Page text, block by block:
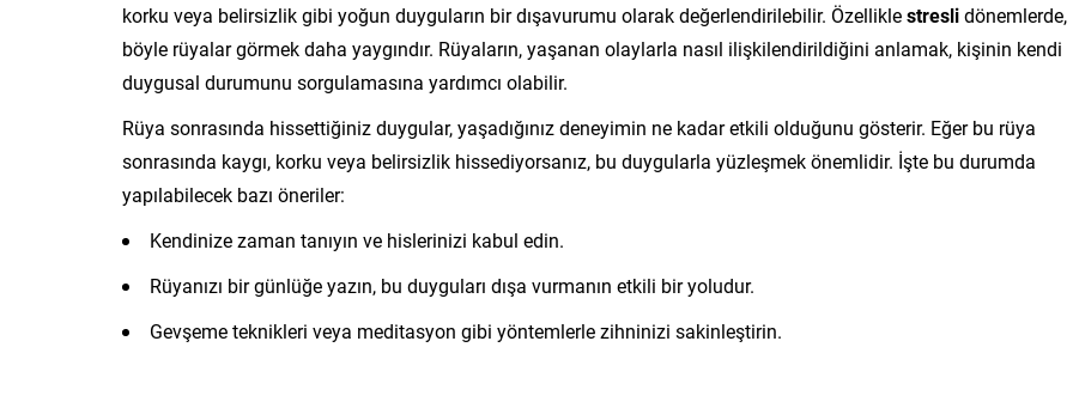
korku veya belirsizlik gibi yoğun duyguların bir dışavurumu olarak değerlendirilebilir. Özelliklestreslidönemlerde,
böyle rüyalar görmek daha yaygındır. Rüyaların, yaşanan olaylarla nasıl ilişkilendirildiğini anlamak, kişinin kendi
duygusal durumunu sorgulamasına yardımcı olabilir.
Rüya sonrasında hissettiğiniz duygular, yaşadığınız deneyimin ne kadar etkili olduğunu gösterir. Eğer bu rüya
sonrasında kaygı, korku veya belirsizlik hissediyorsanız, bu duygularla yüzleşmek önemlidir. İşte bu durumda
yapılabilecek bazı öneriler:
Kendinize zaman tanıyın ve hislerinizi kabul edin.
Rüyanızı bir günlüğe yazın, bu duyguları dışa vurmanın etkili bir yoludur.
Gevşeme teknikleri veya meditasyon gibi yöntemlerle zihninizi sakinleştirin.